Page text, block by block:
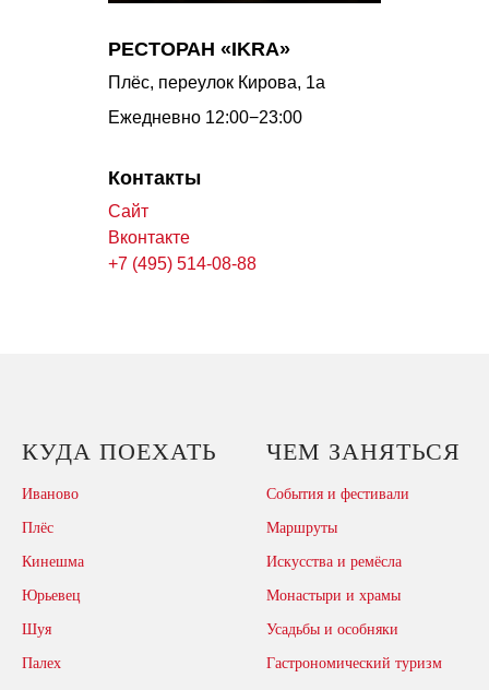
РЕСТОРАН «IKRA»
Плёс, переулок Кирова, 1а
Ежедневно 12:00−23:00
Контакты
Сайт
Вконтакте
+7 (495) 514-08-88
КУДА ПОЕХАТЬ
Иваново
Плёс
Кинешма
Юрьевец
Шуя
Палех
ЧЕМ ЗАНЯТЬСЯ
События и фестивали
Маршруты
Искусства и ремёсла
Монастыри и храмы
Усадьбы и особняки
Гастрономический туризм